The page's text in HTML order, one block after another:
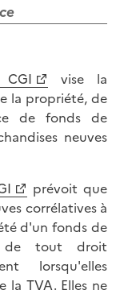
vise la
la propriété, de
de fonds de
neuves
prévoit que
corrélatives à
d'un fonds de
de tout droit
lorsqu'elles
la TVA. Elles ne